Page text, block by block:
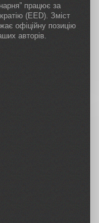
працює за
(EED). Зміст
офіційну позицію
авторів.